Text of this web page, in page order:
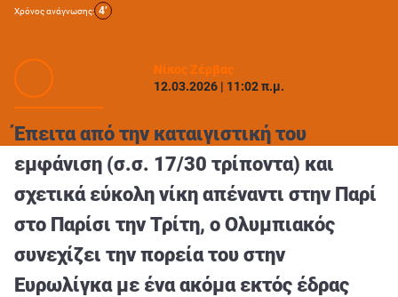
ΔΙΑΓΩΝΙΣΜΟΙ
TSILI LEAGUE
RETRO
BLOGS
QUIZ
ΑΘΛΗΤΙΚΑ
ΣΥΝΕΝΤΕΥΞΕΙΣ
ΑΘΛΗΤΙΚΕΣ ΜΕΤΑΔΟΣΕΙΣ
Χρόνος ανάγνωσης: 4’
Νίκος Ζέρβας
12.03.2026 | 11:02 π.μ.
Έπειτα από την καταιγιστική του
εμφάνιση (σ.σ. 17/30 τρίποντα) και
σχετικά εύκολη νίκη απέναντι στην Παρί
στο Παρίσι την Τρίτη, ο Ολυμπιακός
συνεχίζει την πορεία του στην
Ευρωλίγκα με ένα ακόμα εκτός έδρας